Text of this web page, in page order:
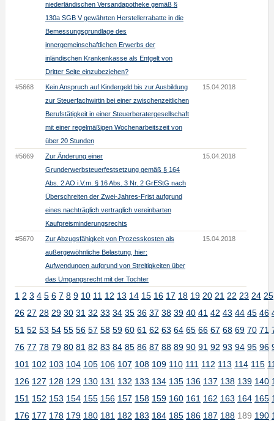
niederländischen Versandapotheke gemäß §
130a SGB V gewährten Herstellerrabatte in die
Bemessungsgrundlage des
innergemeinschaftlichen Erwerbs der
inländischen Krankenkasse als Entgelt von
Dritter Seite einzubeziehen?
#5668
Kein Anspruch auf Kindergeld bis zur Ausbildung
zur Steuerfachwirtin bei einer zwischenzeitlichen
Berufstätigkeit in einer Steuerberatergesellschaft
mit einer regelmäßigen Wochenarbeitszeit von
über 20 Stunden
15.04.2018
#5669
Zur Änderung einer
Grunderwerbsteuerfestsetzung gemäß § 164
Abs. 2 AO i.V.m. § 16 Abs. 3 Nr. 2 GrEStG nach
Überschreiten der Zwei-Jahres-Frist aufgrund
eines nachträglich vertraglich vereinbarten
Kaufpreisminderungsrechts
15.04.2018
#5670
Zur Abzugsfähigkeit von Prozesskosten als
außergewöhnliche Belastung, hier:
Aufwendungen aufgrund von Streitigkeiten über
das Umgangsrecht mit der Tochter
15.04.2018
1 2 3 4 5 6 7 8 9 10 11 12 13 14 15 16 17 18 19 20 21 22 23 24 25
26 27 28 29 30 31 32 33 34 35 36 37 38 39 40 41 42 43 44 45 46
51 52 53 54 55 56 57 58 59 60 61 62 63 64 65 66 67 68 69 70 71
76 77 78 79 80 81 82 83 84 85 86 87 88 89 90 91 92 93 94 95 96
101 102 103 104 105 106 107 108 109 110 111 112 113 114 115
126 127 128 129 130 131 132 133 134 135 136 137 138 139 140
151 152 153 154 155 156 157 158 159 160 161 162 163 164 165
176 177 178 179 180 181 182 183 184 185 186 187 188189 190